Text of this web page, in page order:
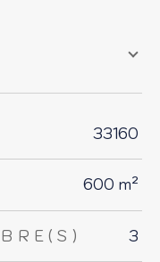
33160
600 m²
3